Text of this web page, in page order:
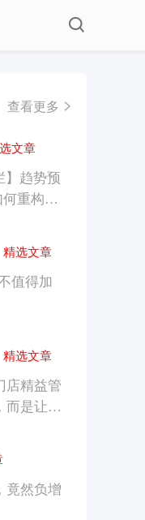
查看更多
文章
】趋势预
重构消
精选文章
值得加
精选文章
店精益管
而是让每
竟然负增